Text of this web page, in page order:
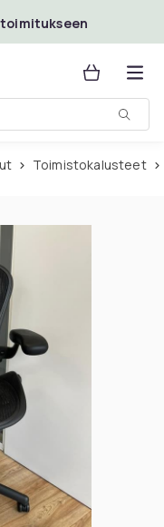
Toimistokalusteet